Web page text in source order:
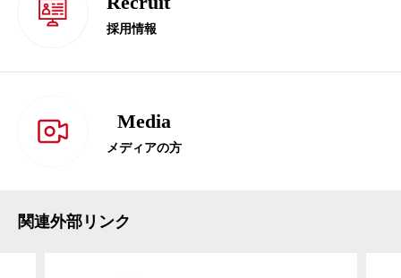
採用情報
Media
メディアの方
関連外部リンク